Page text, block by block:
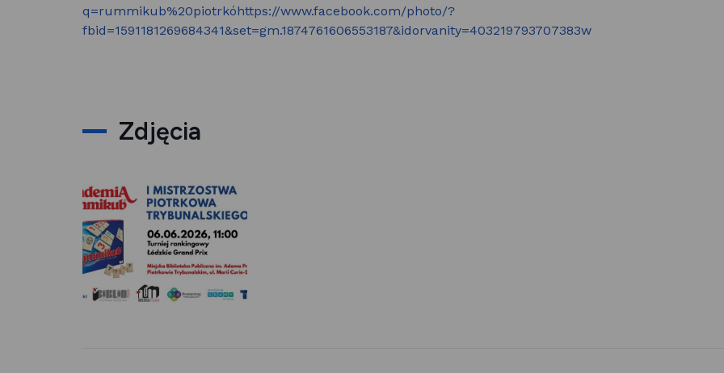
q=rummikub%20piotrkóhttps://www.facebook.com/photo/?
fbid=1591181269684341&set=gm.1874761606553187&idorvanity=403219793707383w
Zdjęcia